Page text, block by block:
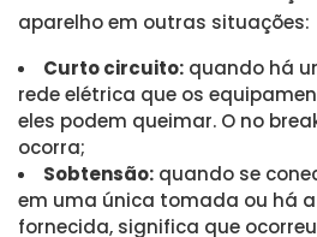
aparelho em outras situações:
Curto circuito: quando há
rede elétrica que os
eles podem queimar. O no
ocorra;
Sobtensão: quando se
em uma única tomada ou há
fornecida, significa que